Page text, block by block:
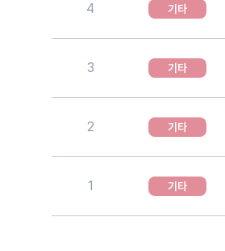
4 기타
3 기타
2 기타
1 기타